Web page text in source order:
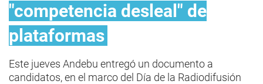
"competencia desleal" de
plataformas
Este jueves Andebu entregó un documento a
candidatos, en el marco del Día de la Radiodifusión